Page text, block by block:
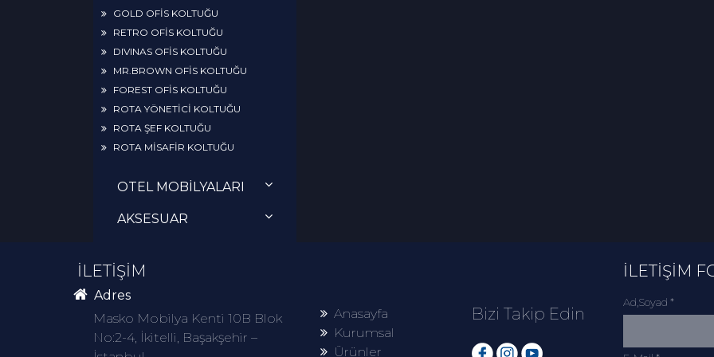
GOLD OFİS KOLTUĞU
RETRO OFİS KOLTUĞU
DIVINAS OFİS KOLTUĞU
MR.BROWN OFİS KOLTUĞU
FOREST OFİS KOLTUĞU
ROTA YÖNETİCİ KOLTUĞU
ROTA ŞEF KOLTUĞU
ROTA MİSAFİR KOLTUĞU
OTEL MOBİLYALARI
AKSESUAR
İLETİŞİM
Adres
Masko Mobilya Kenti 10B Blok
No:2-4, İkitelli, Başakşehir –
Anasayfa
Kurumsal
Ürünler
Bizi Takip Edin
İLETİŞİM
Ad,Soyad *